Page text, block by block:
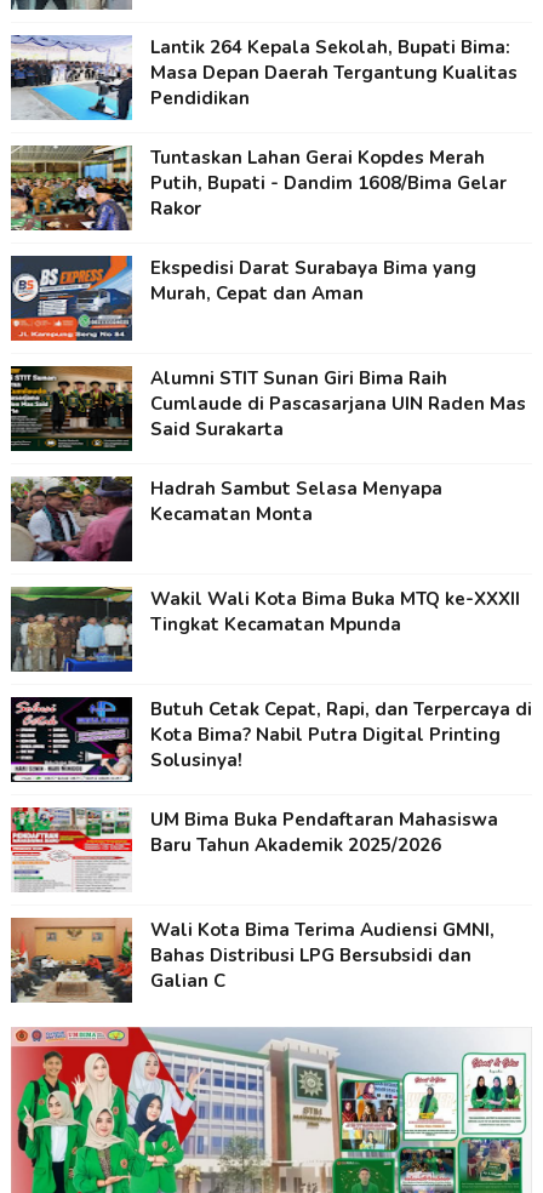
Lantik 264 Kepala Sekolah, Bupati Bima:
Masa Depan Daerah Tergantung Kualitas
Pendidikan
Tuntaskan Lahan Gerai Kopdes Merah
Putih, Bupati - Dandim 1608/Bima Gelar
Rakor
Ekspedisi Darat Surabaya Bima yang
Murah, Cepat dan Aman
Alumni STIT Sunan Giri Bima Raih
Cumlaude di Pascasarjana UIN Raden Mas
Said Surakarta
Hadrah Sambut Selasa Menyapa
Kecamatan Monta
Wakil Wali Kota Bima Buka MTQ ke-XXXII
Tingkat Kecamatan Mpunda
Butuh Cetak Cepat, Rapi, dan Terpercaya di
Kota Bima? Nabil Putra Digital Printing
Solusinya!
UM Bima Buka Pendaftaran Mahasiswa
Baru Tahun Akademik 2025/2026
Wali Kota Bima Terima Audiensi GMNI,
Bahas Distribusi LPG Bersubsidi dan
Galian C